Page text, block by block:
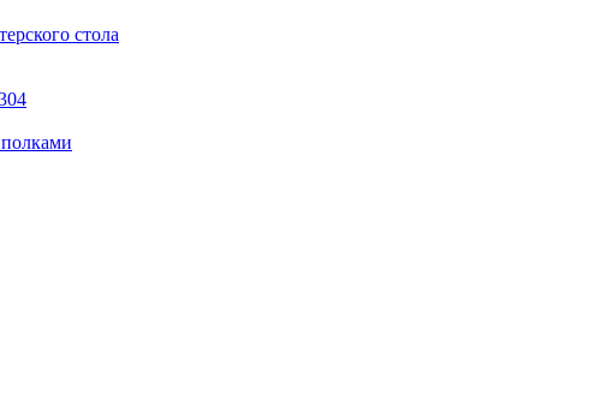
стола